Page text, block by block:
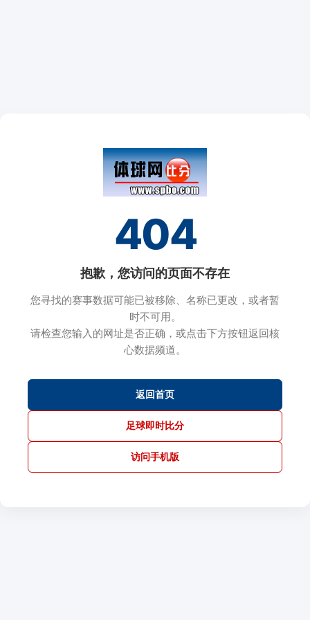
404
抱歉，您访问的页面不存在
您寻找的赛事数据可能已被移除、名称已更改，或者暂
时不可用。
请检查您输入的网址是否正确，或点击下方按钮返回核
心数据频道。
返回首页
足球即时比分
访问手机版